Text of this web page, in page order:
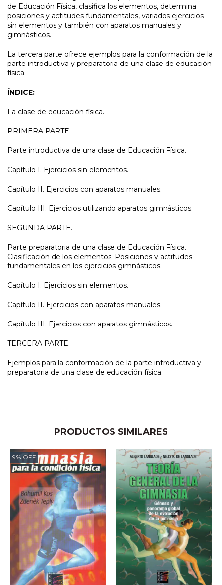
de Educación Física, clasifica los elementos, determina
posiciones y actitudes fundamentales, variados ejercicios
sin elementos y también con aparatos manuales y
gimnásticos.
La tercera parte ofrece ejemplos para la conformación de la
parte introductiva y preparatoria de una clase de educación
física.
ÍNDICE:
La clase de educación física.
PRIMERA PARTE.
Parte introductiva de una clase de Educación Física.
Capítulo I. Ejercicios sin elementos.
Capítulo II. Ejercicios con aparatos manuales.
Capítulo III. Ejercicios utilizando aparatos gimnásticos.
SEGUNDA PARTE.
Parte preparatoria de una clase de Educación Física.
Clasificación de los elementos. Posiciones y actitudes
fundamentales en los ejercicios gimnásticos.
Capítulo I. Ejercicios sin elementos.
Capítulo II. Ejercicios con aparatos manuales.
Capítulo III. Ejercicios con aparatos gimnásticos.
TERCERA PARTE.
Ejemplos para la conformación de la parte introductiva y
preparatoria de una clase de educación física.
PRODUCTOS SIMILARES
9% OFF